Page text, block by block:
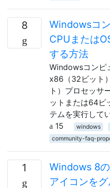
8
Windowsコ
CPUまたは
する方法
Windowsコンピ
x86（32ビット
ト）プロセッサ
ットまたは64ビ
テムを実行して
15
windows
community-faq-
1
Windows 8
アイコンを